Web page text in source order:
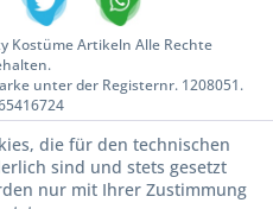
Kostüme Artikeln Alle Rechte
unter der Registernr. 1208051.
die für den technischen
sind und stets gesetzt
nur mit Ihrer Zustimmung